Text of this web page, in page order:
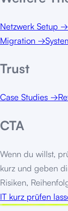
Netzwerk Setup →
Migration →
Trust
Case Studies →
CTA
Wenn du willst,
kurz und geben
Risiken,
IT kurz prüfen